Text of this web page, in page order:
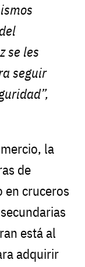
se les
seguir
la
de
en cruceros
está al
adquirir